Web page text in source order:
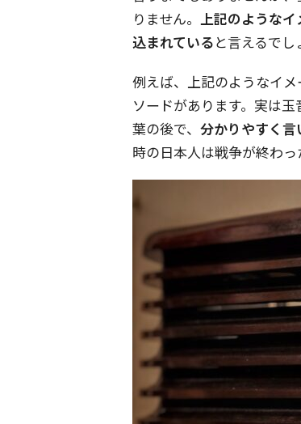
りません。 上記のような
込まれていると言えるでし
例えば、上記のようなイ
ソードがあります。実は
葉の後で、 分かりやすく
時の日本人は戦争が終わっ